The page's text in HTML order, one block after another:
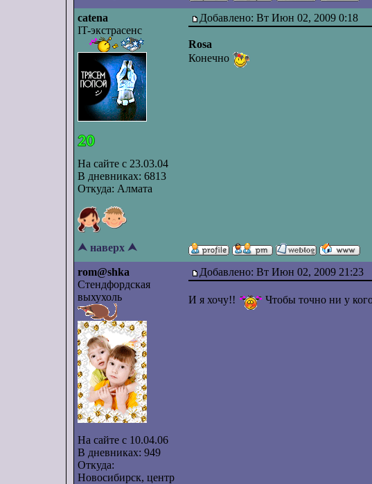
catena
IT-экстрасенс
На сайте с 23.03.04
В дневниках: 6813
Откуда: Алмата
Добавлено: Вт Июн 02, 2009 0:18
Rosa
Конечно
⮝ наверх ⮝
rom@shka
Стендфордская
выхухоль
На сайте с 10.04.06
В дневниках: 949
Откуда:
Новосибирск, центр
Добавлено: Вт Июн 02, 2009 21:23
И я хочу!! Чтобы точно ни у